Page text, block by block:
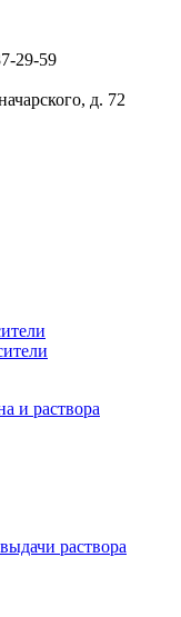
29-59
д. 72
и раствора
раствора